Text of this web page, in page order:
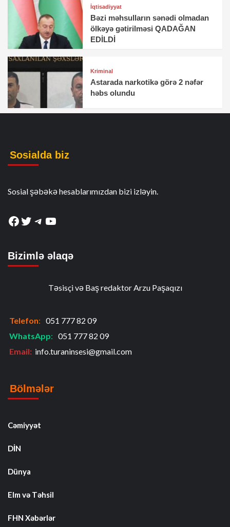
İqtisadiyyat
Bəzi məhsulların sənədi olmadan
ölkəyə gətirilməsi QADAĞAN
EDİLDİ
Kriminal
Astarada narkotikə görə 2 nəfər
həbs olundu
Sosialda biz
Sosial şəbəkə hesablarımızdan bizi izləyin.
Facebook
Twitter
Telegram
YouTube
Bizimlə əlaqə
Təsisçi və Baş redaktor Arzu Paşaqızı
Telefon: 051 777 82 09
WhatsApp: 051 777 82 09
Email: info.turaninsesi@gmail.com
Bölmələr
Cəmiyyət
DİN
Dünya
Elm və Təhsil
FHN Xəbərlər